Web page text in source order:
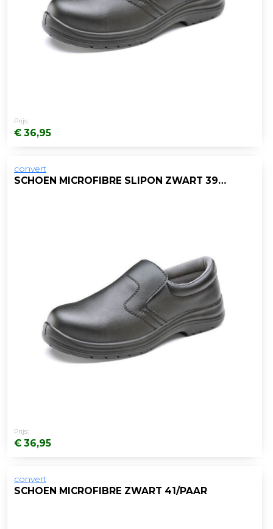
Prijs:
€ 36,95
convert
SCHOEN MICROFIBRE SLIPON ZWART 39/PAAR
Prijs:
€ 36,95
convert
SCHOEN MICROFIBRE ZWART 41/PAAR